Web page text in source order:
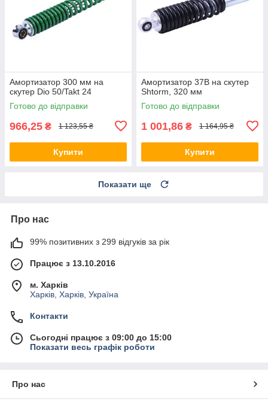
Амортизатор 300 мм на
скутер Dio 50/Takt 24
Готово до відправки
966,25 ₴ 1 123,55 ₴
Купити
Амортизатор 37B на скутер
Shtorm, 320 мм
Готово до відправки
1 001,86 ₴ 1 164,95 ₴
Купити
Показати ще
Про нас
99% позитивних з 299 відгуків за рік
Працює з 13.10.2016
м. Харків
Харків, Харків, Україна
Контакти
Сьогодні працює з 09:00 до 15:00
Показати весь графік роботи
Про нас